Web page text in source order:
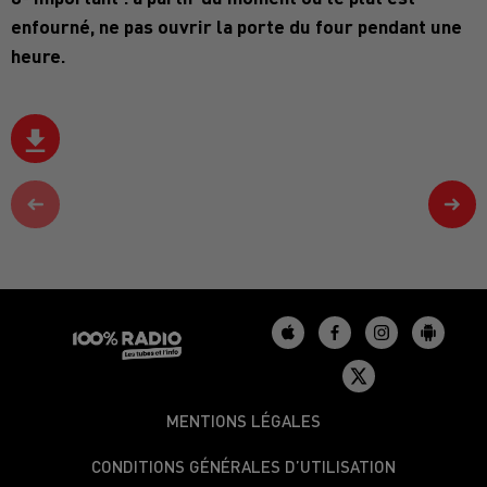
enfourné, ne pas ouvrir la porte du four pendant une
heure.
MENTIONS LÉGALES
CONDITIONS GÉNÉRALES D’UTILISATION